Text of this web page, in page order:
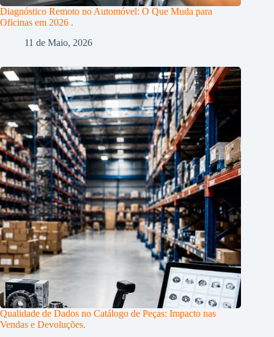
Diagnóstico Remoto no Automóvel: O Que Muda para
Oficinas em 2026 .
11 de Maio, 2026
Qualidade de Dados no Catálogo de Peças: Impacto nas
Vendas e Devoluções.